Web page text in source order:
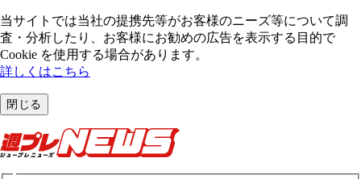
当サイトでは当社の提携先等がお客様のニーズ等について調
査・分析したり、お客様にお勧めの広告を表⽰する⽬的で
Cookie を使⽤する場合があります。
詳しくはこちら
閉じる